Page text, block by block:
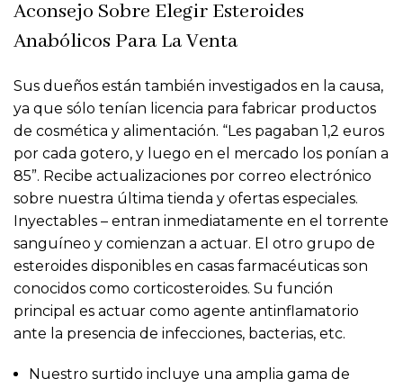
Aconsejo Sobre Elegir Esteroides
Anabólicos Para La Venta
Sus dueños están también investigados en la causa,
ya que sólo tenían licencia para fabricar productos
de cosmética y alimentación. “Les pagaban 1,2 euros
por cada gotero, y luego en el mercado los ponían a
85”. Recibe actualizaciones por correo electrónico
sobre nuestra última tienda y ofertas especiales.
Inyectables – entran inmediatamente en el torrente
sanguíneo y comienzan a actuar. El otro grupo de
esteroides disponibles en casas farmacéuticas son
conocidos como corticosteroides. Su función
principal es actuar como agente antinflamatorio
ante la presencia de infecciones, bacterias, etc.
Nuestro surtido incluye una amplia gama de